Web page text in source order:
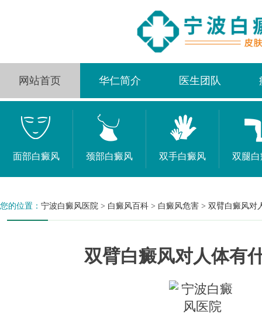
网站首页 华仁简介 医生团队
面部白癜风 颈部白癜风 双手白癜风 双腿
您的位置： 宁波白癜风医院 > 白癜风百科 > 白癜风危害 > 双臂白癜风对
双臂白癜风对人体有